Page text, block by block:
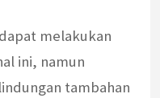
melakukan
ini, namun
tambahan